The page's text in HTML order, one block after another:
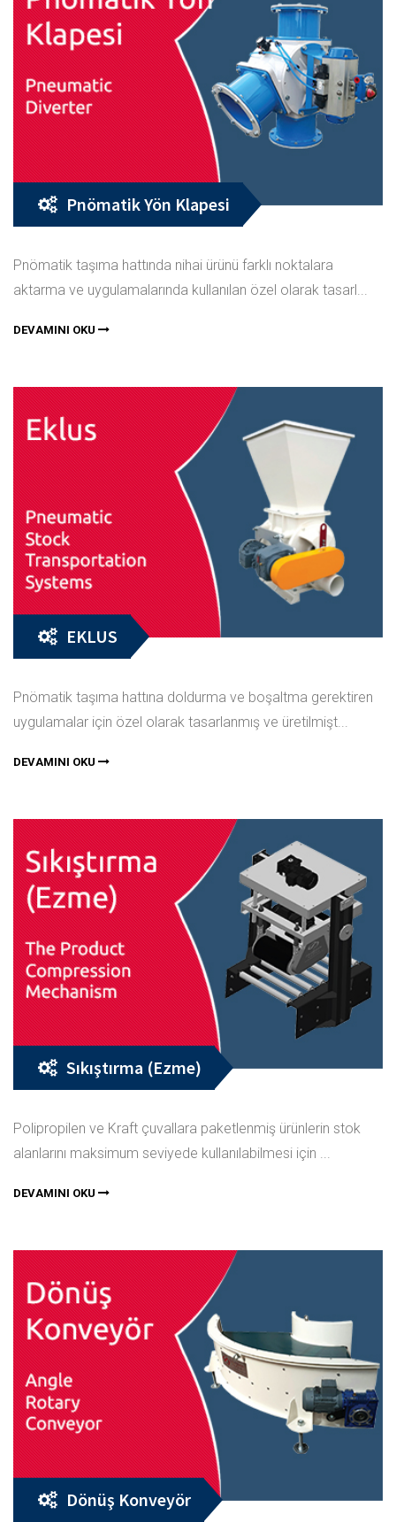
Pnömatik Yön Klapesi
Pnömatik taşıma hattında nihai ürünü farklı noktalara
aktarma ve uygulamalarında kullanılan özel olarak tasarl...
DEVAMINI OKU
EKLUS
Pnömatik taşıma hattına doldurma ve boşaltma gerektiren
uygulamalar için özel olarak tasarlanmış ve üretilmişt...
DEVAMINI OKU
Sıkıştırma (Ezme)
Polipropilen ve Kraft çuvallara paketlenmiş ürünlerin stok
alanlarını maksimum seviyede kullanılabilmesi için ...
DEVAMINI OKU
Dönüş Konveyör